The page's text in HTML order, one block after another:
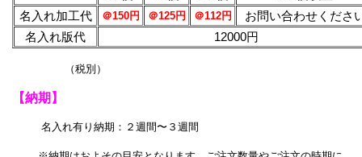
名入れ加工代
＠150円 ＠125円 ＠112円
お問い合わせくださ
名入れ版代
12000円
（税別）
【納期】
名入れ有り納期：２週間〜３週間